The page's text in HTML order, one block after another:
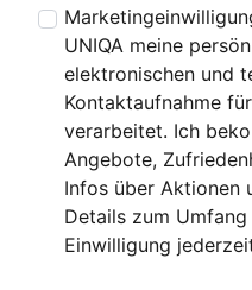
e
r
a
u
f
g
e
tr
e
UNIQA meine
elektronischen und
Kontaktaufnahme
verarbeitet. Ich
Angebote,
Infos über Aktionen
Details zum
Einwilligung